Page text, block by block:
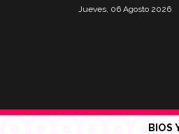
Jueves, 06 Agosto 2026
BIOS